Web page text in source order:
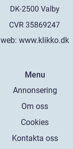
web: www.klikko.dk
Menu
Annonsering
Om oss
Cookies
Kontakta oss